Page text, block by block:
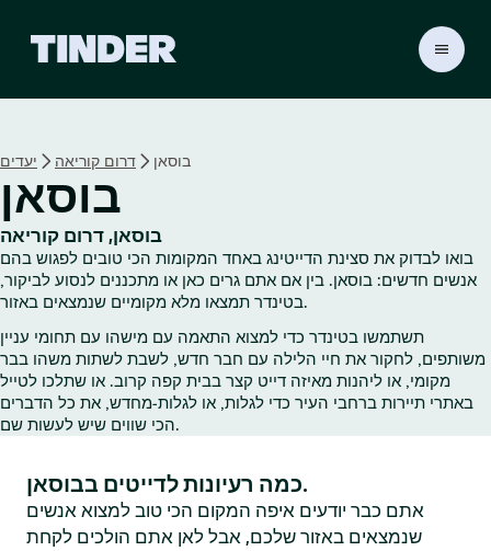
ת
י
נ
ד
יעדים דרום קוריאה בוסאן
בוסאן
בוסאן, דרום קוריאה
בואו לבדוק את סצינת הדייטינג באחד המקומות הכי טובים לפגוש בהם
אנשים חדשים: בוסאן. בין אם אתם גרים כאן או מתכננים לנסוע לביקור,
בטינדר תמצאו מלא מקומיים שנמצאים באזור.
תשתמשו בטינדר כדי למצוא התאמה עם מישהו עם תחומי עניין
משותפים, לחקור את חיי הלילה עם חבר חדש, לשבת לשתות משהו בבר
מקומי, או ליהנות מאיזה דייט קצר בבית קפה קרוב. או שתלכו לטייל
באתרי תיירות ברחבי העיר כדי לגלות, או לגלות‑מחדש, את כל הדברים
הכי שווים שיש לעשות שם.
כמה רעיונות לדייטים בבוסאן.
אתם כבר יודעים איפה המקום הכי טוב למצוא אנשים
שנמצאים באזור שלכם, אבל לאן אתם הולכים לקחת